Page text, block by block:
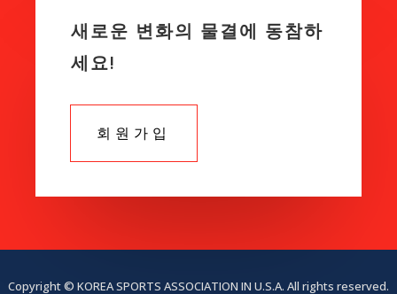
새로운 변화의 물결에 동참하
세요!
회원가입
Copyright © KOREA SPORTS ASSOCIATION IN U.S.A. All rights reserved.